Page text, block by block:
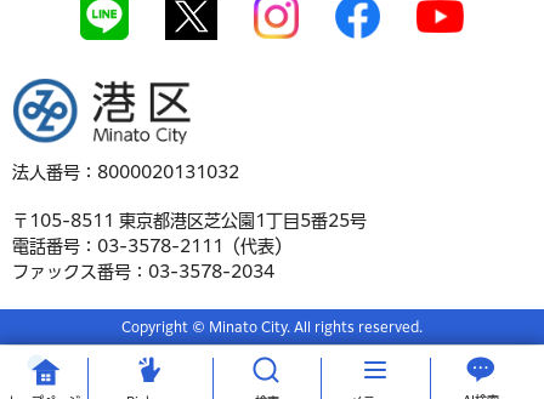
港区
法人番号：8000020131032
〒105-8511 東京都港区芝公園1丁目5番25号
電話番号：03-3578-2111（代表）
ファックス番号：03-3578-2034
Copyright © Minato City. All rights reserved.